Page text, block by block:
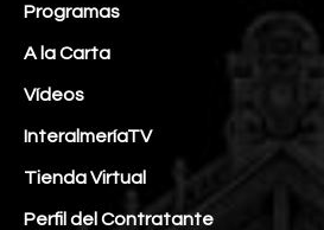
Programas
A la Carta
Vídeos
InteralmeríaTV
Tienda Virtual
Perfil del Contratante